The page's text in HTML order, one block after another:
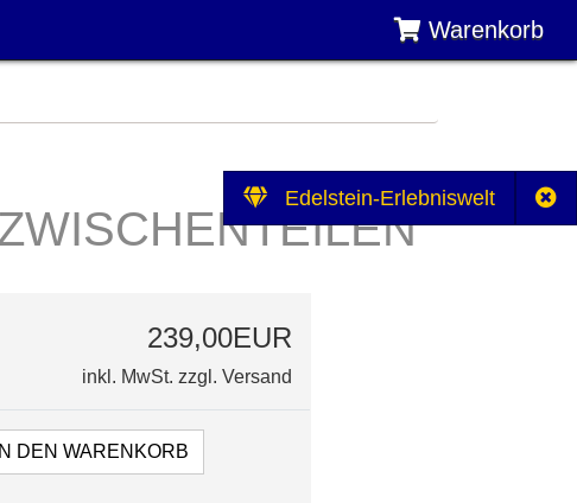
Edelstein-Erlebniswelt
Warenkorb
239,00EUR
inkl. MwSt. zzgl. Versand
DEN WARENKORB